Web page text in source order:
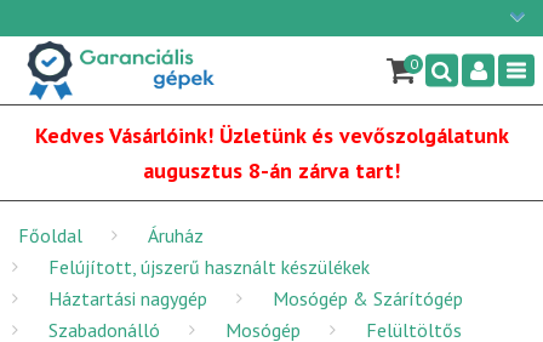
×
0
Kedves Vásárlóink! Üzletünk és vevőszolgálatunk
augusztus 8-án zárva tart!
Főoldal
Áruház
Felújított, újszerű használt készülékek
Háztartási nagygép
Mosógép & Szárítógép
Szabadonálló
Mosógép
Felültöltős